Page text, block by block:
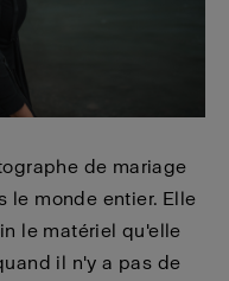
de mariage
le monde entier. Elle
le matériel qu'elle
il n'y a pas de